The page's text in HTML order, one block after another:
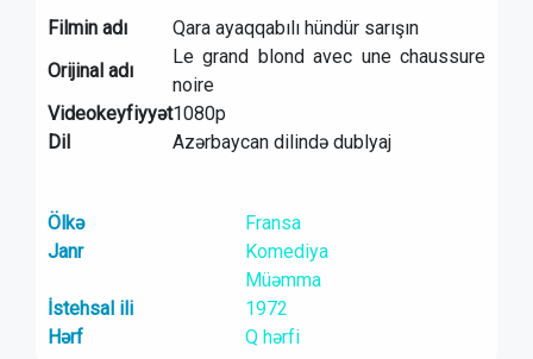
Filmin adı
Qara ayaqqabılı hündür sarışın
Orijinal adı
Le grand blond avec une chaussure
noire
Videokeyfiyyət1080p
Dil
Azərbaycan dilində dublyaj
Ölkə
Fransa
Janr
Komediya
Müəmma
İstehsal ili
1972
Hərf
Q hərfi